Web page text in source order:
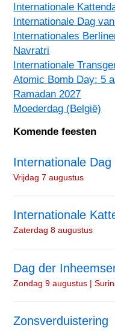
Internationale
Internationale Dag
Internationales
Navratri
Internationale
Atomic Bomb Day: 5
Ramadan 2027
Moederdag (België)
Komende feesten
Internationale
Vrijdag 7 augustus
Internationale
Zaterdag 8 augustus
Dag der
Zondag 9 augustus |
Zonsverduistering